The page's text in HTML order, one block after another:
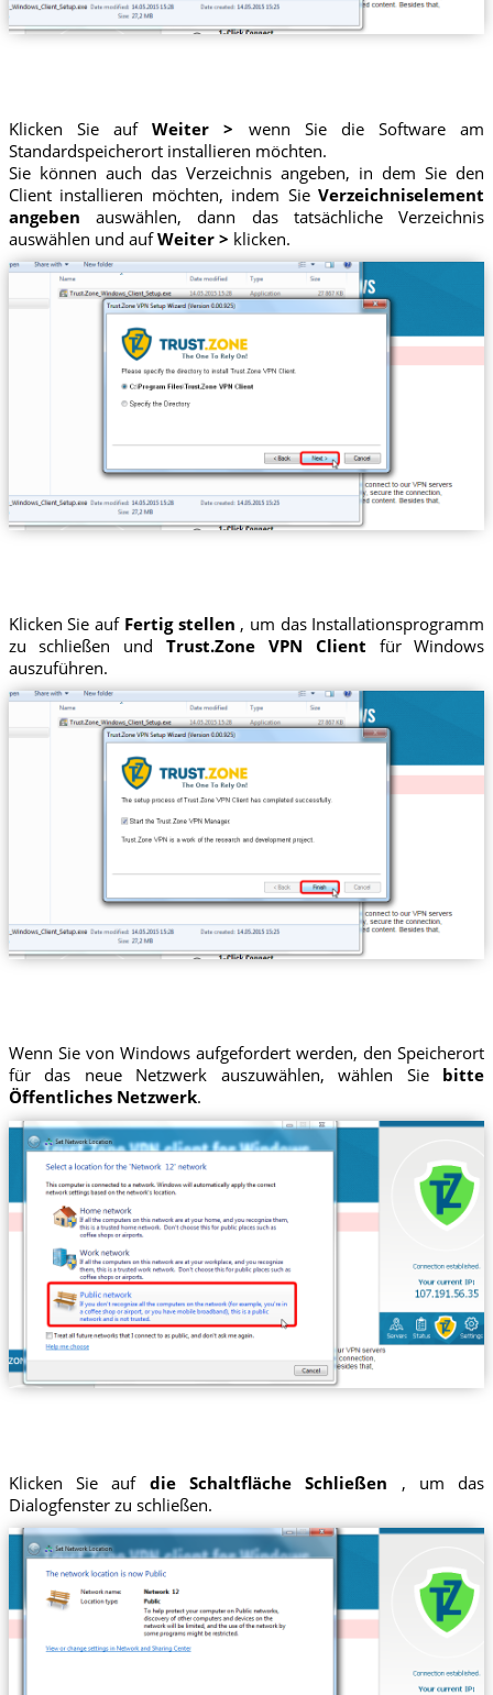
Klicken Sie aufWeiter > wenn Sie die Software am
Standardspeicherort installieren möchten.
Sie können auch das Verzeichnis angeben, in dem Sie den
Client installieren möchten, indem SieVerzeichniselement
angeben auswählen, dann das tatsächliche Verzeichnis
auswählen und aufWeiter > klicken.
Klicken Sie auf Fertig stellen , um das Installationsprogramm
zu schließen undTrust.Zone VPN Client für Windows
auszuführen.
Wenn Sie von Windows aufgefordert werden, den Speicherort
für das neue Netzwerk auszuwählen, wählen Sie bitte
Öffentliches Netzwerk.
Klicken Sie auf die Schaltfläche Schließen , um das
Dialogfenster zu schließen.